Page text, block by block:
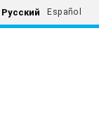
Русский Español